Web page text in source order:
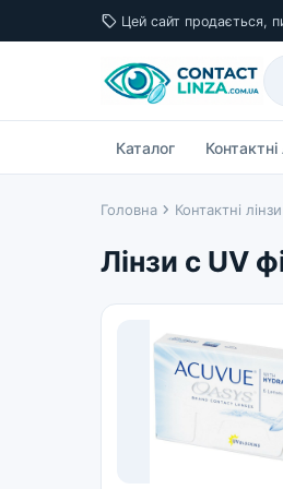
sell Цей сайт продається,
Каталог Контактні
Головна chevron_right Контактні лінзи
Лінзи с UV